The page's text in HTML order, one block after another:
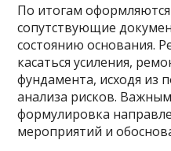
По итогам
сопутствующие
состоянию основания.
касаться усиления,
фундамента, исходя из
анализа рисков.
формулировка
мероприятий и